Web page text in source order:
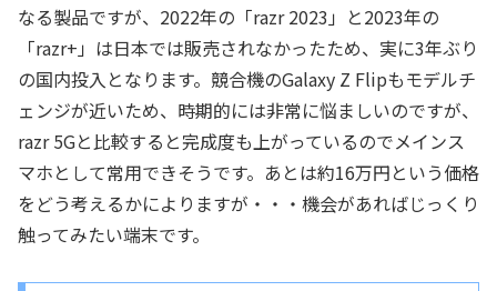
なる製品ですが、2022年の「razr 2023」と2023年の
「razr+」は日本では販売されなかったため、実に3年ぶり
の国内投入となります。競合機のGalaxy Z Flipもモデルチ
ェンジが近いため、時期的には非常に悩ましいのですが、
razr 5Gと比較すると完成度も上がっているのでメインス
マホとして常用できそうです。あとは約16万円という価格
をどう考えるかによりますが・・・機会があればじっくり
触ってみたい端末です。